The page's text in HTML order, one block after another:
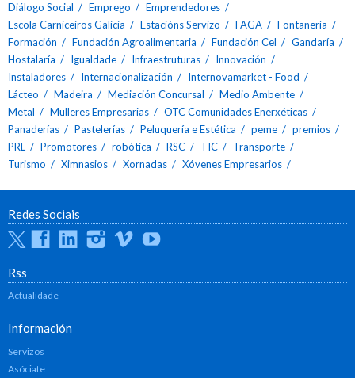
Diálogo Social
Emprego
Emprendedores
Escola Carniceiros Galicia
Estacións Servizo FAGA
Fontanería
Formación
Fundación Agroalimentaria Fundación Cel
Gandaría
Hostalaría
Igualdade Infraestruturas
Innovación
Instaladores
Internacionalización
Internovamarket - Food
Lácteo
Madeira Mediación Concursal
Medio Ambente
Metal
Mulleres Empresarias
OTC Comunidades Enerxéticas
Panaderías
Pastelerías Peluquería e Estética peme
premios
PRL
Promotores robótica RSC TIC
Transporte
Turismo
Ximnasios Xornadas Xóvenes Empresarios
Redes Sociais
TwitterFacebookLinkedinInstagram
Vimeo
Rss
Actualidade
Información
Servizos
Asóciate